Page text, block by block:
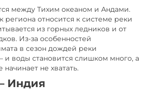
между Тихим океаном и Андами.
региона относится к системе реки
из горных ледников и от
Из-за особенностей
в сезон дождей реки
воды становится слишком много, а
не хватать.
Индия